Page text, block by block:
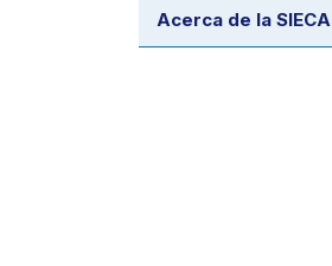
Acerca de la SIECA